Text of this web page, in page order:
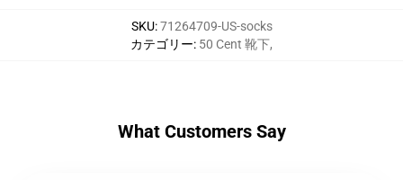
SKU:71264709-US-socks
カテゴリー: 50 Cent 靴下,
What Customers Say